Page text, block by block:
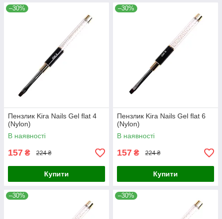
–30%
Пензлик Kira Nails Gel flat 4
(Nylon)
В наявності
157 ₴ 224 ₴
Купити
–30%
Пензлик Kira Nails Gel flat 6
(Nylon)
В наявності
157 ₴ 224 ₴
Купити
–30% –30%